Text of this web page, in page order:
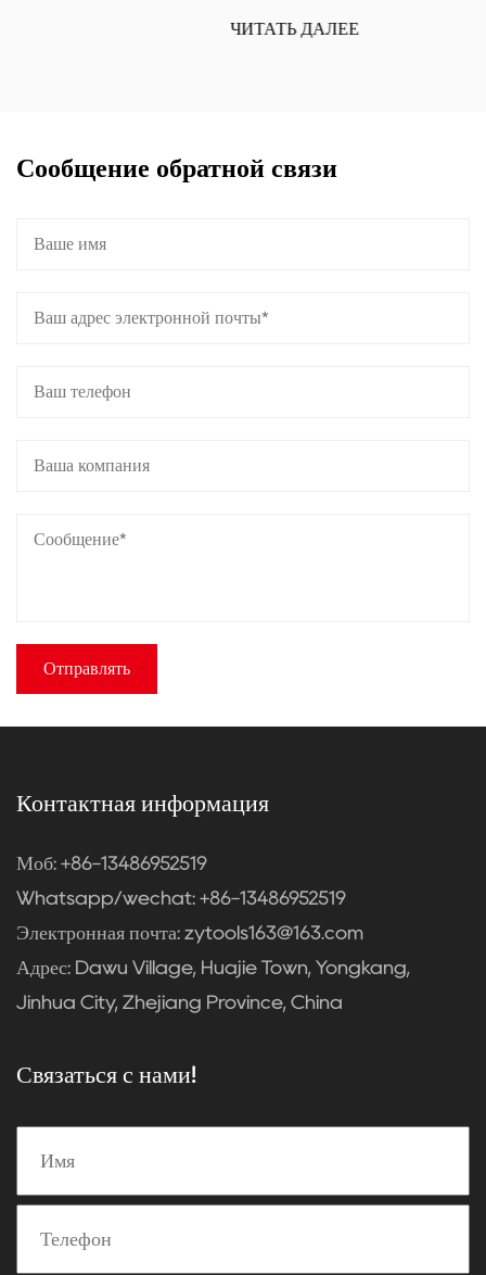
Сообщение обратной связи
Контактная информация
Моб: +86-13486952519
Whatsapp/wechat: +86-13486952519
Электронная почта: zytools163@163.com
Адрес: Dawu Village, Huajie Town, Yongkang,
Jinhua City, Zhejiang Province, China
Связаться с нами!